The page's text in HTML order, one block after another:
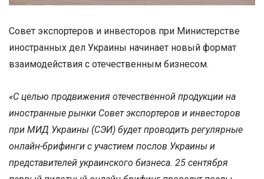
Совет экспортеров и инвесторов при Министерстве
иностранных дел Украины начинает новый формат
взаимодействия с отечественным бизнесом.
«С целью продвижения отечественной продукции на
иностранные рынки Совет экспортеров и инвесторов
при МИД Украины (СЭИ) будет проводить регулярные
онлайн-брифинги с участием послов Украины и
представителей украинского бизнеса. 25 сентября